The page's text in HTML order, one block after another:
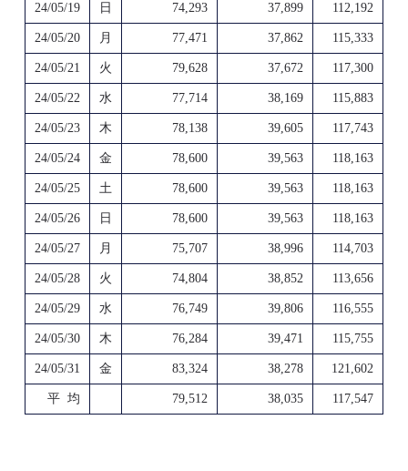
24/05/19 日 74,293 37,899 112,192
24/05/20 月 77,471 37,862 115,333
24/05/21 火 79,628 37,672 117,300
24/05/22 水 77,714 38,169 115,883
24/05/23 木 78,138 39,605 117,743
24/05/24 金 78,600 39,563 118,163
24/05/25 土 78,600 39,563 118,163
24/05/26 日 78,600 39,563 118,163
24/05/27 月 75,707 38,996 114,703
24/05/28 火 74,804 38,852 113,656
24/05/29 水 76,749 39,806 116,555
24/05/30 木 76,284 39,471 115,755
24/05/31 金 83,324 38,278 121,602
平 均 79,512 38,035 117,547